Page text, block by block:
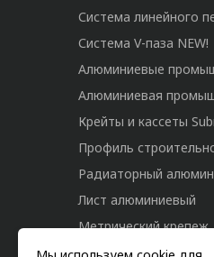
Система линейного
Система V-паза NEW!
Алюминиевые
Алюминиевая
Крейты и кассеты
Профиль
Радиаторный
Лист алюминиевый
Метрический крепеж
Конструкции из